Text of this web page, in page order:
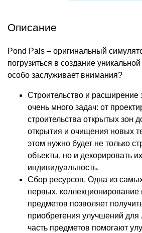
Описание
Pond Pals – оригинальный
погрузиться в создание
особо заслуживает внимания?
Строительство и расширение
очень много задач: от
строительства открытых зон
открытия и очищения новых
этом нужно будет не только
объекты, но и декорировать
индивидуальность.
Сбор ресурсов. Одна из
первых, коллекционирование
предметов позволяет
приобретения улучшений для
часть предметов помогают